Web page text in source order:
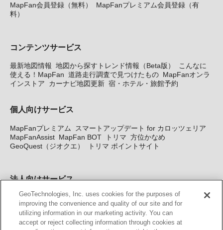
MapFan会員登録（無料）
MapFanプレミアム会員登録（有
料）
コンテンツサービス
最新地図情報 地図から探すトレンド情報（Beta版）
こんなに
使える！MapFan 道路走行調査で見つけたもの MapFanオンラ
インストア
カーナビ地図更新 宿・ホテル・旅館予約
個人向けサービス
MapFanプレミアム
スマートアップデート for カロッツェリア
MapFanAssist MapFan BOT トリマ 方位かなめ
GeoQuest（ジオクエ）
トリマ ポイントサイト
法人向けサービス
法人向け地図・位置情報サービス WEBサイト・システム向け地
図API Windows PC向け地図開発キット MapFan DB 住所確認
サービス
MAP WORLD+ トリマ広告 Geo-Research
GeoTechnologies, Inc. uses cookies for the purposes of
improving the convenience and quality of our site and for
utilizing information in our marketing activity. You can
accept or reject collecting information through cookies at